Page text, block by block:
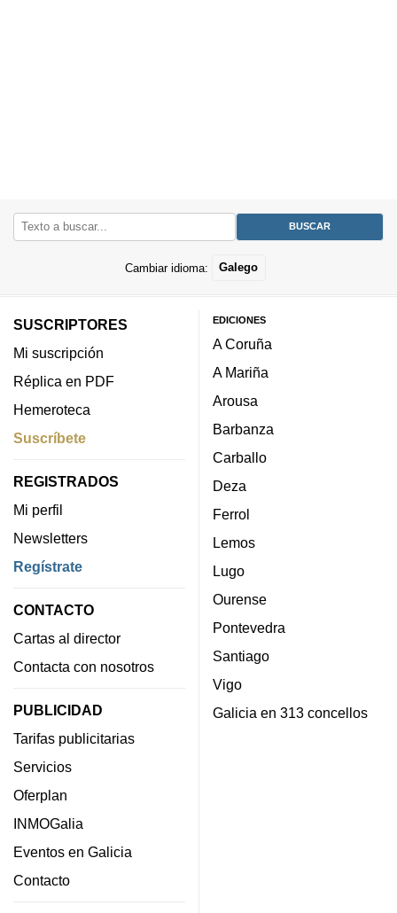
Cambiar idioma: Galego
SUSCRIPTORES
Mi suscripción
Réplica en PDF
Hemeroteca
Suscríbete
REGISTRADOS
Mi perfil
Newsletters
Regístrate
CONTACTO
Cartas al director
Contacta con nosotros
PUBLICIDAD
Tarifas publicitarias
Servicios
Oferplan
INMOGalia
Eventos en Galicia
Contacto
EDICIONES
A Coruña
A Mariña
Arousa
Barbanza
Carballo
Deza
Ferrol
Lemos
Lugo
Ourense
Pontevedra
Santiago
Vigo
Galicia en 313 concellos